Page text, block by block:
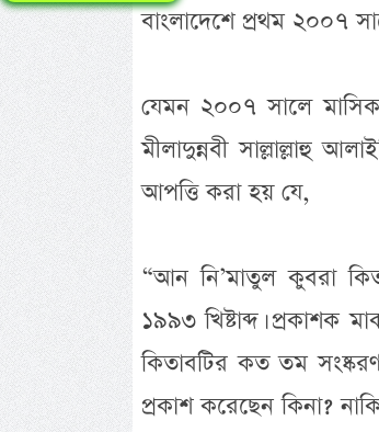
বাংলাদেশে প্রথম ২০০৭
যেমন ২০০৭ সালে
মীলাদুন্নবী সাল্লাল্লাহু
আপত্তি করা হয় যে,
“আন নি’মাতুল কুবরা
১৯৯৩ খিষ্টাব্দ। প্রকাশক
কিতাবটির কত তম
প্রকাশ করেছেন কিনা?